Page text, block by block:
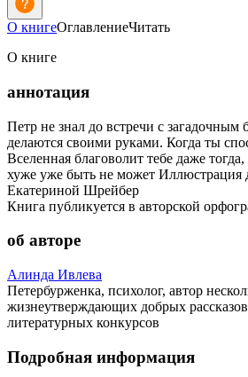
О книгеОглавлениеЧитать
О книге
аннотация
Петр не знал до встречи с загадочным
делаются своими руками. Когда ты
Вселенная благоволит тебе даже тогда,
хуже уже быть не может Иллюстрация
Екатериной Шрейбер
Книга публикуется в авторской
об авторе
Алинда Ивлева
Петербурженка, психолог, автор
жизнеутверждающих добрых
литературных конкурсов
Подробная информация